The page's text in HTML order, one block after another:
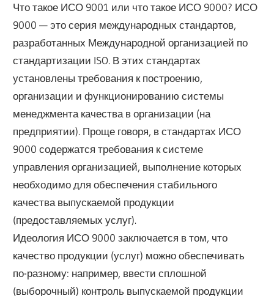
Что такое ИСО 9001 или что такое ИСО 9000? ИСО
9000 — это серия международных стандартов,
разработанных Международной организацией по
стандартизации ISO. В этих стандартах
установлены требования к построению,
организации и функционированию системы
менеджмента качества в организации (на
предприятии). Проще говоря, в стандартах ИСО
9000 содержатся требования к системе
управления организацией, выполнение которых
необходимо для обеспечения стабильного
качества выпускаемой продукции
(предоставляемых услуг).
Идеология ИСО 9000 заключается в том, что
качество продукции (услуг) можно обеспечивать
по-разному: например, ввести сплошной
(выборочный) контроль выпускаемой продукции